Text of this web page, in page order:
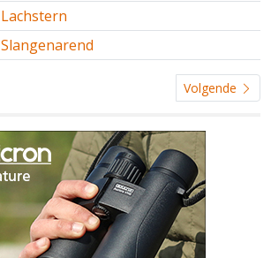
Lachstern
Slangenarend
Volgende